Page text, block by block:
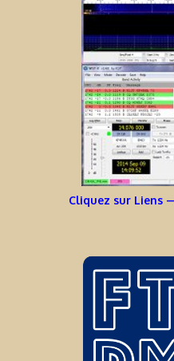
Cliquez sur Liens